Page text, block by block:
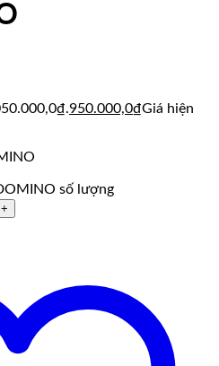
950.000,0₫Giá hiện
số lượng